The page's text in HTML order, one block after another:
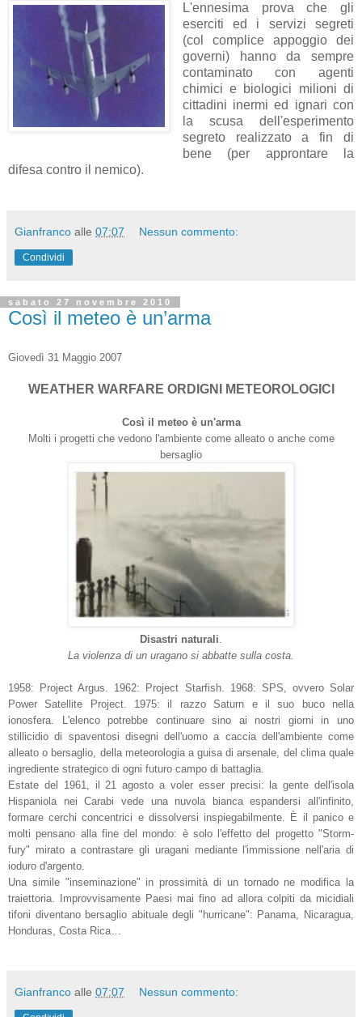
L'ennesima prova che gli
eserciti ed i servizi segreti
(col complice appoggio dei
governi) hanno da sempre
contaminato con agenti
chimici e biologici milioni di
cittadini inermi ed ignari con
la scusa dell'esperimento
segreto realizzato a fin di
bene (per approntare la
difesa contro il nemico).
Gianfranco alle 07:07 Nessun commento:
Condividi
sabato 27 novembre 2010
Così il meteo è un’arma
Giovedì 31 Maggio 2007
WEATHER WARFARE ORDIGNI METEOROLOGICI
Così il meteo è un'arma
Molti i progetti che vedono l'ambiente come alleato o anche come
bersaglio
Disastri naturali.
La violenza di un uragano si abbatte sulla costa.
1958: Project Argus. 1962: Project Starfish. 1968: SPS, ovvero Solar
Power Satellite Project. 1975: il razzo Saturn e il suo buco nella
ionosfera. L'elenco potrebbe continuare sino ai nostri giorni in uno
stillicidio di spaventosi disegni dell'uomo a caccia dell'ambiente come
alleato o bersaglio, della meteorologia a guisa di arsenale, del clima quale
ingrediente strategico di ogni futuro campo di battaglia.
Estate del 1961, il 21 agosto a voler esser precisi: la gente dell'isola
Hispaniola nei Carabi vede una nuvola bianca espandersi all'infinito,
formare cerchi concentrici e dissolversi inspiegabilmente. È il panico e
molti pensano alla fine del mondo: è solo l'effetto del progetto "Storm-
fury" mirato a contrastare gli uragani mediante l'immissione nell'aria di
ioduro d'argento.
Una simile "inseminazione" in prossimità di un tornado ne modifica la
traiettoria. Improvvisamente Paesi mai fino ad allora colpiti da micidiali
tifoni diventano bersaglio abituale degli "hurricane": Panama, Nicaragua,
Honduras, Costa Rica…
Gianfranco alle 07:07 Nessun commento: